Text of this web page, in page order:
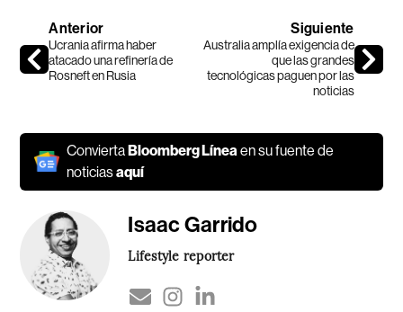
Anterior
Ucrania afirma haber
atacado una refinería de
Rosneft en Rusia
Siguiente
Australia amplía exigencia de
que las grandes
tecnológicas paguen por las
noticias
ConviertaBloomberg Líneaen su fuente de
noticiasaquí
Isaac Garrido
Lifestyle reporter